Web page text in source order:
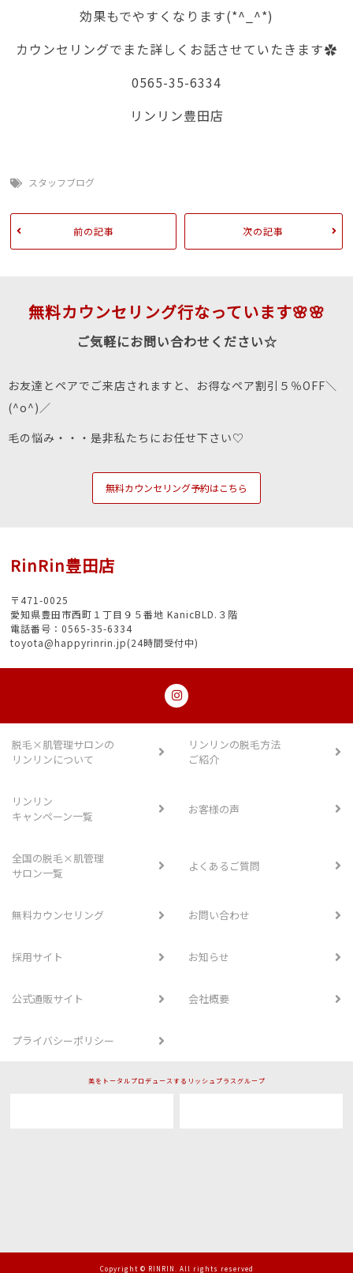
効果もでやすくなります(*^_^*)
カウンセリングでまた詳しくお話させていたきます✿
0565-35-6334
リンリン豊田店
スタッフブログ
前の記事 次の記事
無料カウンセリング行なっています🌸🌸
ご気軽にお問い合わせください☆
お友達とペアでご来店されますと、お得なペア割引５％OFF＼
(^o^)／
毛の悩み・・・是非私たちにお任せ下さい♡
無料カウンセリング予約はこちら
RinRin豊田店
〒471-0025
愛知県豊田市西町１丁目９５番地 KanicBLD.３階
電話番号：0565-35-6334
toyota@happyrinrin.jp(24時間受付中)
脱毛×肌管理サロンの
リンリンについて
リンリンの脱毛方法
ご紹介
リンリン
キャンペーン一覧
お客様の声
全国の脱毛×肌管理
サロン一覧
よくあるご質問
無料カウンセリング お問い合わせ
採用サイト お知らせ
公式通販サイト 会社概要
プライバシーポリシー
美をトータルプロデュースするリッシュプラスグループ
Copyright © RINRIN. All rights reserved